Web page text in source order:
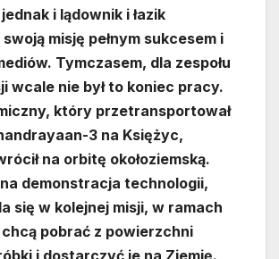
i lądownik i łazik
misję pełnym sukcesem i
Tymczasem, dla zespołu
wcale nie był to koniec pracy.
który przetransportował
3 na Księżyc,
na orbitę okołoziemską.
demonstracja technologii,
się w kolejnej misji, w ramach
pobrać z powierzchni
i dostarczyć je na Ziemię.